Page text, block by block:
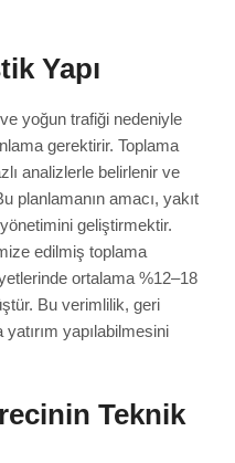
Yapı
yoğun trafiği nedeniyle
gerektirir. Toplama
analizlerle belirlenir ve
planlamanın amacı, yakıt
geliştirmektir.
edilmiş toplama
ortalama %12–18
Bu verimlilik, geri
yapılabilmesini
Teknik